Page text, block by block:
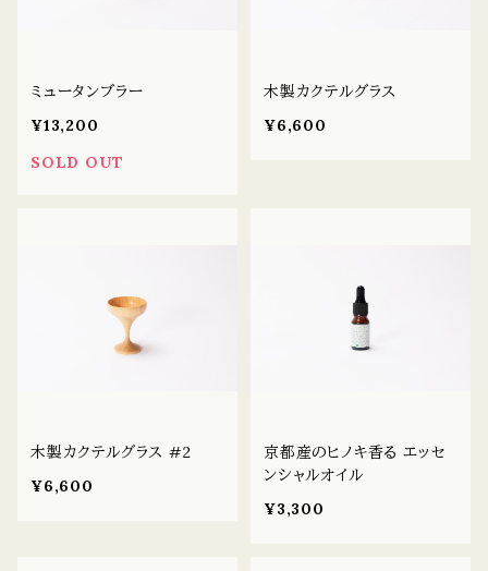
ミュータンブラー
¥13,200
SOLD OUT
木製カクテルグラス
¥6,600
木製カクテルグラス #2
¥6,600
京都産のヒノキ香る エッセ
ンシャルオイル
¥3,300